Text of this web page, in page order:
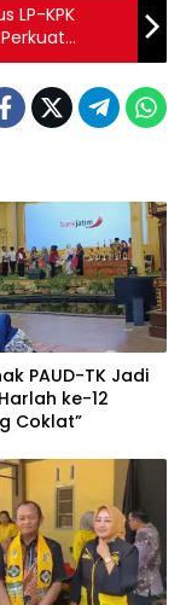
LP-KPK
PAUD-TK Jadi
ke-12
Coklat”